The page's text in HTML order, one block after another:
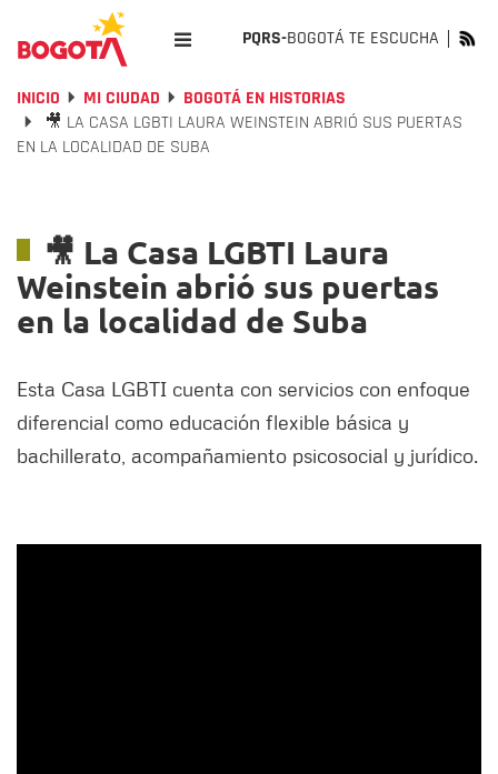
PQRS-BOGOTÁ TE ESCUCHA
INICIO MI CIUDAD
BOGOTÁ EN HISTORIAS
🎥 LA CASA LGBTI LAURA WEINSTEIN ABRIÓ SUS PUERTAS
EN LA LOCALIDAD DE SUBA
🎥 La Casa LGBTI Laura
Weinstein abrió sus puertas
en la localidad de Suba
Esta Casa LGBTI cuenta con servicios con enfoque
diferencial como educación flexible básica y
bachillerato, acompañamiento psicosocial y jurídico.